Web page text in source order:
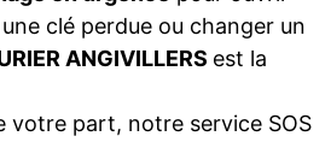
clé perdue ou changer un
ANGIVILLERS est la
votre part, notre service SOS